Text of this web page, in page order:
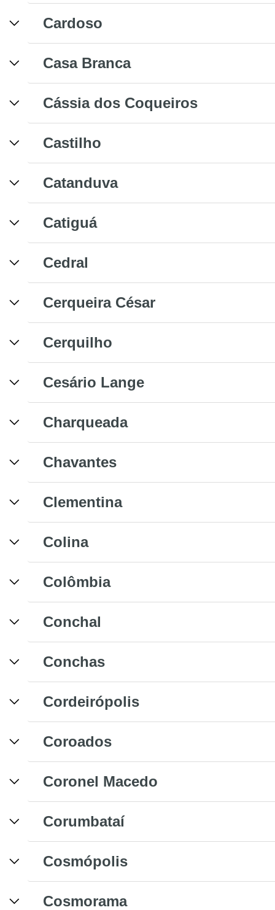
Cardoso
Casa Branca
Cássia dos Coqueiros
Castilho
Catanduva
Catiguá
Cedral
Cerqueira César
Cerquilho
Cesário Lange
Charqueada
Chavantes
Clementina
Colina
Colômbia
Conchal
Conchas
Cordeirópolis
Coroados
Coronel Macedo
Corumbataí
Cosmópolis
Cosmorama